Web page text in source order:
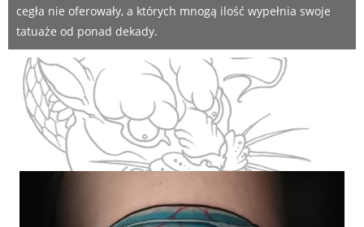
cegła nie oferowały, a których mnogą ilość wypełnia swoje
tatuaże od ponad dekady.